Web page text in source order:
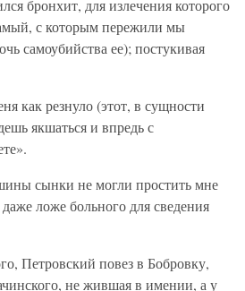
бронхит, для излечения которого
с которым пережили мы
самоубийства ее); постукивая
как резнуло (этот, в сущности
якшаться и впредь с
сынки не могли простить мне
ложе больного для сведения
Петровский повез в Бобровку,
не жившая в имении, а у